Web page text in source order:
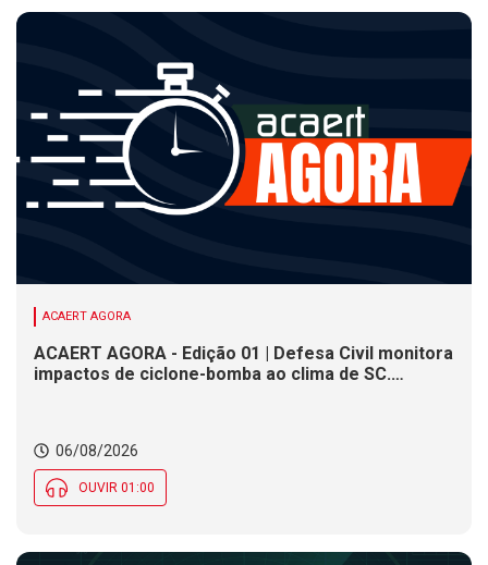
ACAERT AGORA
ACAERT AGORA - Edição 01 | Defesa Civil monitora
impactos de ciclone-bomba ao clima de SC.
seletivo nesta quinta (6)
06/08/2026
OUVIR 01:00